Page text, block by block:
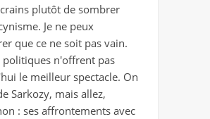
plutôt de sombrer
Je ne peux
que ce ne soit pas vain.
politiques n'offrent pas
le meilleur spectacle. On
Sarkozy, mais allez,
: ses affrontements avec